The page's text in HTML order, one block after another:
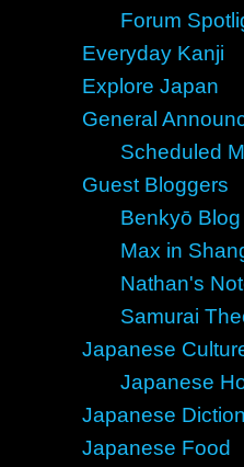
Forum
Everyday Kanji
Explore Japan
General
Scheduled
Guest Bloggers
Benkyō Blog
Max in
Nathan's
Samurai
Japanese
Japanese
Japanese
Japanese Food